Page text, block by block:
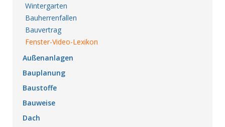
Wintergarten
Bauherrenfallen
Bauvertrag
Fenster-Video-Lexikon
Außenanlagen
Bauplanung
Baustoffe
Bauweise
Dach